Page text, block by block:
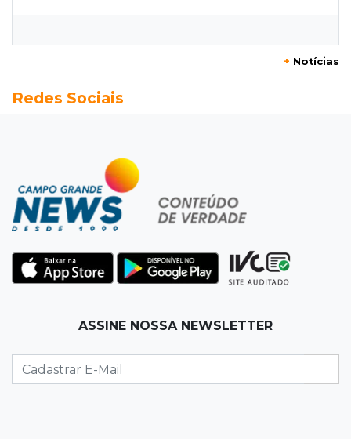
poste de energia elétrica
Campo Grande tem quatro interdições no
trânsito neste domingo
07:45Dia dos Pais
hoje paga um preço alto?
Pais passam kung-fu de geração em geração
+ Notícias
Redes Sociais
ASSINE NOSSA NEWSLETTER